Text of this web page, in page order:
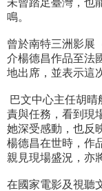
鳴。
曾於南特三洲影展
介楊德昌作品至法
地出席，並表示這
巴文中心主任胡
責與任務，看到現
她深受感動，也反
楊德昌在世時，作
親見現場盛況，亦
在國家電影及視聽